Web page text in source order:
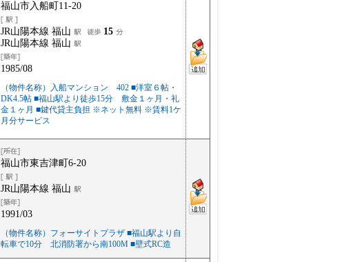
福山市入船町11-20
JR山陽本線 福山
15
JR山陽本線 福山
1985/08
（物件名称）入船マンション 402 ■洋室６帖・
DK4.5帖 ■福山駅より徒歩15分 敷金１ヶ月・礼
金１ヶ月 ■鍵代貸主負担 ※ネット無料 ※賃料1ケ
月分サービス
福山市東吉津町6-20
JR山陽本線 福山
1991/03
（物件名称）フォーサイトプラザ ■福山駅より自
転車で10分 北消防署から南100M ■壁式RC造